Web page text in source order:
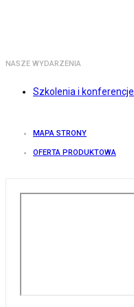
NASZE WYDARZENIA
Szkolenia i konferencje
MAPA STRONY
OFERTA PRODUKTOWA